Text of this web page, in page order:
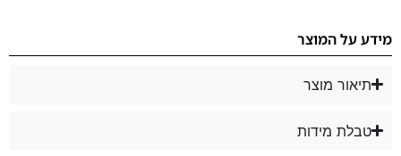
מידע על המוצר
תיאור מוצר
טבלת מידות